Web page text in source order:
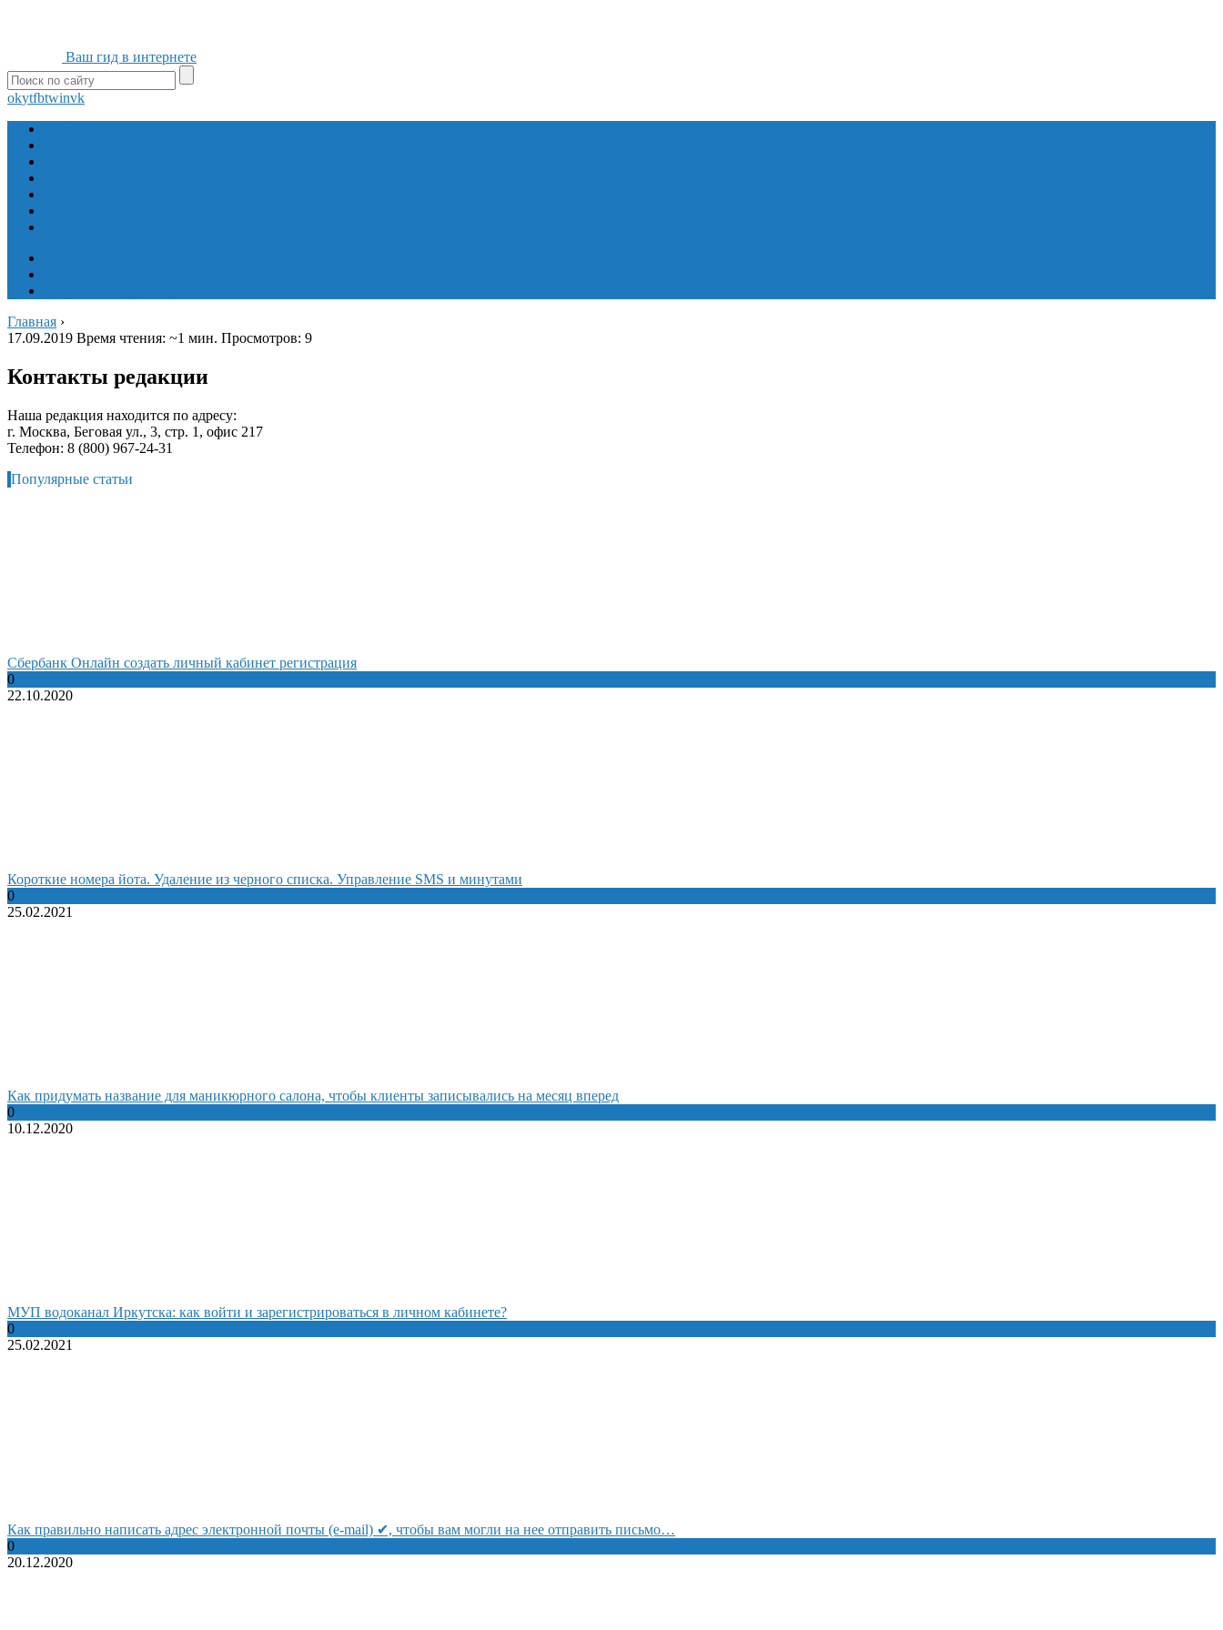
Ваш гид в интернете
okytfbtwinvk
Главная ›
17.09.2019 Время чтения: ~1 мин. Просмотров: 9
Контакты редакции
Наша редакция находится по адресу:
г. Москва, Беговая ул., 3, стр. 1, офис 217
Телефон: 8 (800) 967-24-31
Популярные статьи
Сбербанк Онлайн создать личный кабинет регистрация
0
22.10.2020
Короткие номера йота. Удаление из черного списка. Управление SMS и минутами
0
25.02.2021
Как придумать название для маникюрного салона, чтобы клиенты записывались на месяц вперед
0
10.12.2020
МУП водоканал Иркутска: как войти и зарегистрироваться в личном кабинете?
0
25.02.2021
Как правильно написать адрес электронной почты (e-mail) ✔, чтобы вам могли на нее отправить письмо…
0
20.12.2020